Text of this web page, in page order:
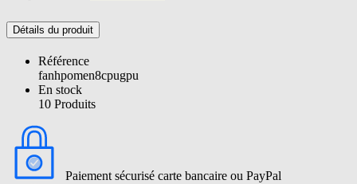
Détails du produit
Référence
fanhpomen8cpugpu
En stock
10 Produits
Paiement sécurisé carte bancaire ou PayPal